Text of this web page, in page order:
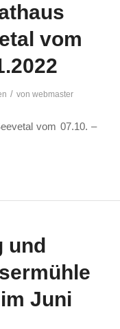
vom
/ von webmaster
vom 07.10. –
und
Juni